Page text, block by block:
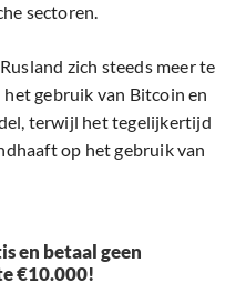
sectoren.
zich steeds meer te
gebruik van Bitcoin en
terwijl het tegelijkertijd
op het gebruik van
en betaal geen
€10.000!